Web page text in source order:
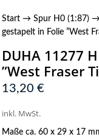
Start→ Spur H0 (1:87)→
gestapelt in Folie ”West
DUHA 11277
”West Fraser
13,20 €
inkl. MwSt.
Maße ca. 60 x 29 x 17